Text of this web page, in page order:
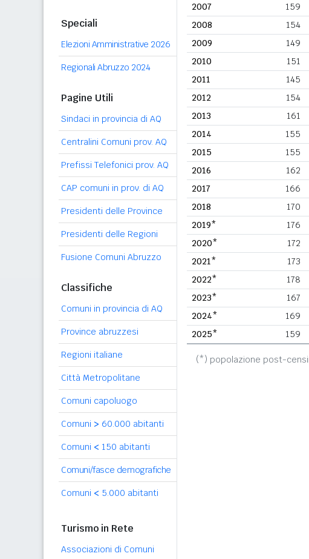
Speciali
Elezioni Amministrative 2026
Regionali Abruzzo 2024
Pagine Utili
Sindaci in provincia di AQ
Centralini Comuni prov. AQ
Prefissi Telefonici prov. AQ
CAP comuni in prov. di AQ
Presidenti delle Province
Presidenti delle Regioni
Fusione Comuni Abruzzo
Classifiche
Comuni in provincia di AQ
Province abruzzesi
Regioni italiane
Città Metropolitane
Comuni capoluogo
Comuni > 60.000 abitanti
Comuni < 150 abitanti
Comuni/fasce demografiche
Comuni < 5.000 abitanti
Turismo in Rete
Associazioni di Comuni
2007
159
2008
154
2009
149
2010
151
2011
145
2012
154
2013
161
2014
155
2015
155
2016
162
2017
166
2018
170
2019*
176
2020*
172
2021*
173
2022*
178
2023*
167
2024*
169
2025*
159
(*) popolazione post-